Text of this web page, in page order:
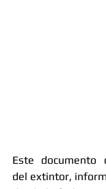
Este documento
del extintor,